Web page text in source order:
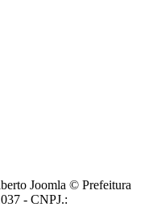
Joomla © Prefeitura
- CNPJ.: